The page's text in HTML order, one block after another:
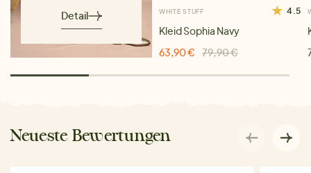
Detail WHITE STUFF 4.5
Kleid Sophia Navy
63,90 €
79,90 €
Neueste Bewertungen